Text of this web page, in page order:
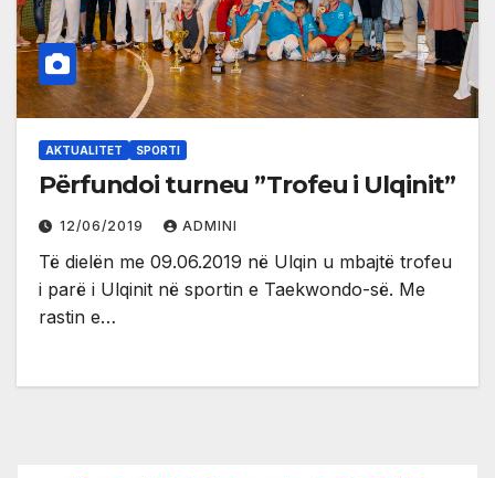
AKTUALITET SPORTI
Përfundoi turneu ”Trofeu i Ulqinit”
12/06/2019 ADMINI
Të dielën me 09.06.2019 në Ulqin u mbajtë trofeu
i parë i Ulqinit në sportin e Taekwondo-së. Me
rastin e…